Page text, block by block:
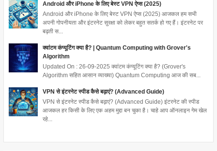
Android और iPhone के लिए बेस्ट VPN ऐप्स (2025)
Android और iPhone के लिए बेस्ट VPN ऐप्स (2025) आजकल हम सभी
अपनी गोपनीयता और इंटरनेट सुरक्षा को लेकर बहुत सतर्क हो गए हैं। इंटरनेट पर
बढ़ती स...
क्वांटम कंप्यूटिंग क्या है? | Quantum Computing with Grover's
Algorithm
Updated On : 26-09-2025 क्वांटम कंप्यूटिंग क्या है? (Grover's
Algorithm सहित आसान व्याख्या) Quantum Computing आज की सब...
VPN से इंटरनेट स्पीड कैसे बढ़ाएं? (Advanced Guide)
VPN से इंटरनेट स्पीड कैसे बढ़ाएं? (Advanced Guide) इंटरनेट की स्पीड
आजकल हर किसी के लिए एक अहम मुद्दा बन चुका है। चाहे आप ऑनलाइन गेम खेल
रहे...